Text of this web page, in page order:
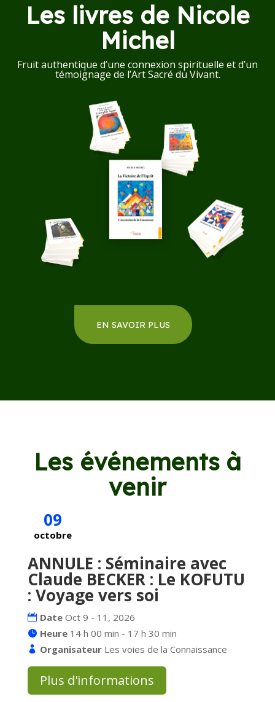
Les livres de Nicole
Michel
Fruit authentique d’une connexion spirituelle et d’un
témoignage de l’Art Sacré du Vivant.
EN SAVOIR PLUS
Les événements à
venir
09
octobre
ANNULE : Séminaire avec
Claude BECKER : Le KOFUTU
: Voyage vers soi
Date Oct 9 - 11, 2026
Heure 14 h 00 min - 17 h 30 min
Organisateur Les voies de la Connaissance
Plus d'informations